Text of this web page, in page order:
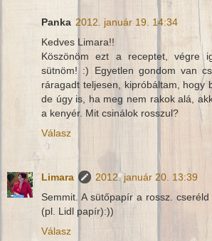
Panka 2012. január 19. 14:34
Kedves Limara!!
Köszönöm ezt a receptet, végre
sütnöm! :) Egyetlen gondom van
ráragadt teljesen, kipróbáltam, hogy
de úgy is, ha meg nem rakok alá,
a kenyér. Mit csinálok rosszul?
Válasz
Limara
2012. január 20. 13:39
Semmit. A sütőpapír a rossz.
(pl. Lidl papír):))
Válasz